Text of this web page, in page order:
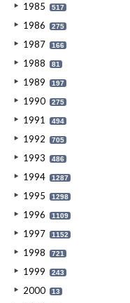
1985 517
1986 275
1987 166
1988 81
1989 197
1990 275
1991 494
1992 705
1993 486
1994 1287
1995 1298
1996 1109
1997 1152
1998 721
1999 243
2000 13